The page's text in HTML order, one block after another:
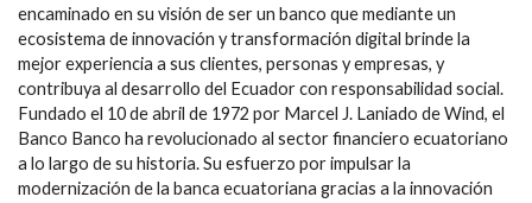
encaminado en su visión de ser un banco que mediante un
ecosistema de innovación y transformación digital brinde la
mejor experiencia a sus clientes, personas y empresas, y
contribuya al desarrollo del Ecuador con responsabilidad social.
Fundado el 10 de abril de 1972 por Marcel J. Laniado de Wind, el
Banco Banco ha revolucionado al sector financiero ecuatoriano
a lo largo de su historia. Su esfuerzo por impulsar la
modernización de la banca ecuatoriana gracias a la innovación